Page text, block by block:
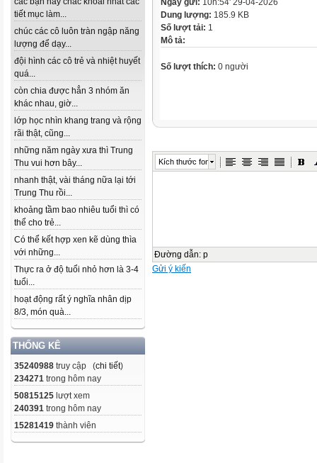
tiết mục làm...
chúc các cô luôn tràn ngập năng
lượng để dạy...
đội hình các cô trẻ và nhiệt huyết
quá...
còn chia được hẳn 3 nhóm ăn
khác nhau, giờ...
lớp học nhìn khang trang và rộng
rãi thật, cũng...
những năm ngày xưa thì Trung
Thu vui hơn bây...
nhanh thật, vài tháng nữa lại tới
Trung Thu rồi...
khoảng tầm bao nhiêu tuổi thì có
thể cho trẻ...
Có thể kết hợp xen kẽ dùng thìa
với những...
Thực ra ở độ tuổi nhỏ hơn là 3-4
tuổi...
hoạt động rất ý nghĩa nhân dịp
8/3, món quà...
THỐNG KÊ
35240988 truy cập (chi tiết)
234271 trong hôm nay
50815125 lượt xem
240391 trong hôm nay
15281419 thành viên
Ngày gửi: 10h:54' 29-04-2026
Dung lượng: 185.9 KB
Số lượt tải: 1
Mô tả:
Số lượt thích: 0 người
Kích thước font
Đường dẫn: p
Gửi ý kiến